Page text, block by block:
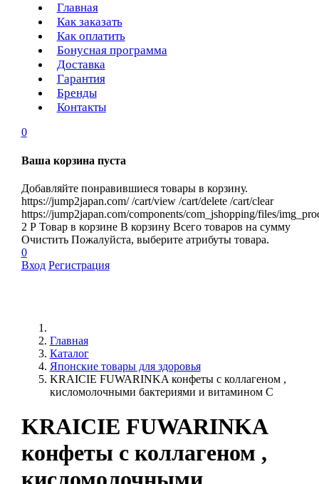
Главная
Как заказать
Как оплатить
Бонусная программа
Доставка
Гарантия
Бренды
Контакты
0
Ваша корзина пуста
Добавляйте понравившиеся товары в корзину.
https://jump2japan.com/ /cart/view /cart/delete /cart/clear
https://jump2japan.com/components/com_jshopping/files/
2 Р Товар в корзине В корзину Всего товаров на сумму
Очистить Пожалуйста, выберите атрибуты товара.
0
Вход Регистрация
Главная
Каталог
Японские товары для здоровья
KRAICIE FUWARINKA конфеты с коллагеном ,
кисломолочными бактериями и витамином С
KRAICIE FUWARINKA
конфеты с коллагеном ,